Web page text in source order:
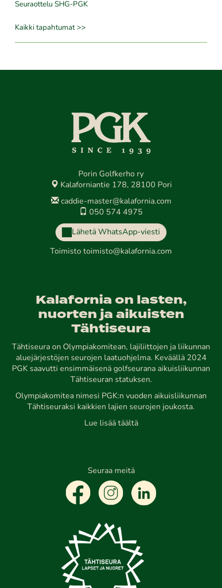
Seuraottelu SHG-PGK
Kaikki tapahtumat >>
Porin Golfkerho ry
Kalaforniantie 178, 28100 Pori
caddie-master@kalafornia.com
050 574 4975
Lähetä WhatsApp-viesti
Toimisto toimisto@kalafornia.com
Kalafornia on lasten,
nuorten ja aikuisten
Tähtiseura
Tähtiseura on Olympiakomitean, lajiliittojen ja liikunnan
aluejärjestöjen seurojen laatuohjelma. Keväällä 2024
PGK saavutti ensimmäisenä golfseurana aikuisliikunnan
Tähtiseuran statuksen.
Olympiakomitea nimesi PGK:n vuoden aikuisliikunnan
Tähtiseuraksi kaikkien lajien seurojen joukosta.
Lue lisää täältä
Seuraa meitä